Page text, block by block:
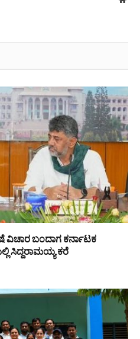
ವಿಚಾರ ಬಂದಾಗ ಕರ್ನಾಟಕ
ಸಿದ್ದರಾಮಯ್ಯ ಕರೆ